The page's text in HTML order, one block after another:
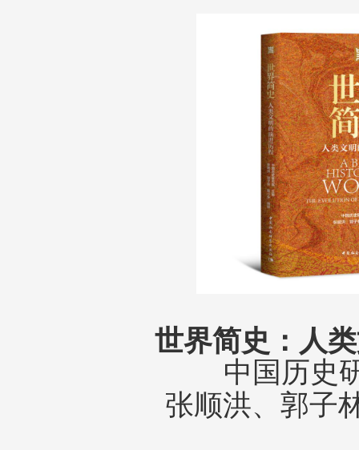
世界简史：人
中国历史
张顺洪、郭子